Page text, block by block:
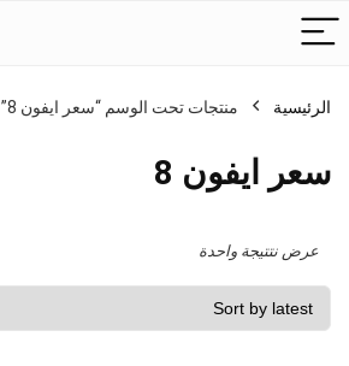
الرئيسية منتجات تحت الوسم “سعر ايفون 8”
سعر ايفون 8
عرض نتتيجة واحدة